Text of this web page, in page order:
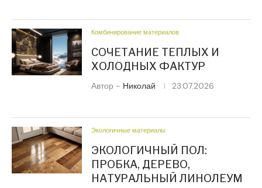
Комбинирование материалов
СОЧЕТАНИЕ ТЕПЛЫХ И
ХОЛОДНЫХ ФАКТУР
Автор - Николай 23.07.2026
Экологичные материалы
ЭКОЛОГИЧНЫЙ ПОЛ:
ПРОБКА, ДЕРЕВО,
НАТУРАЛЬНЫЙ ЛИНОЛЕУМ